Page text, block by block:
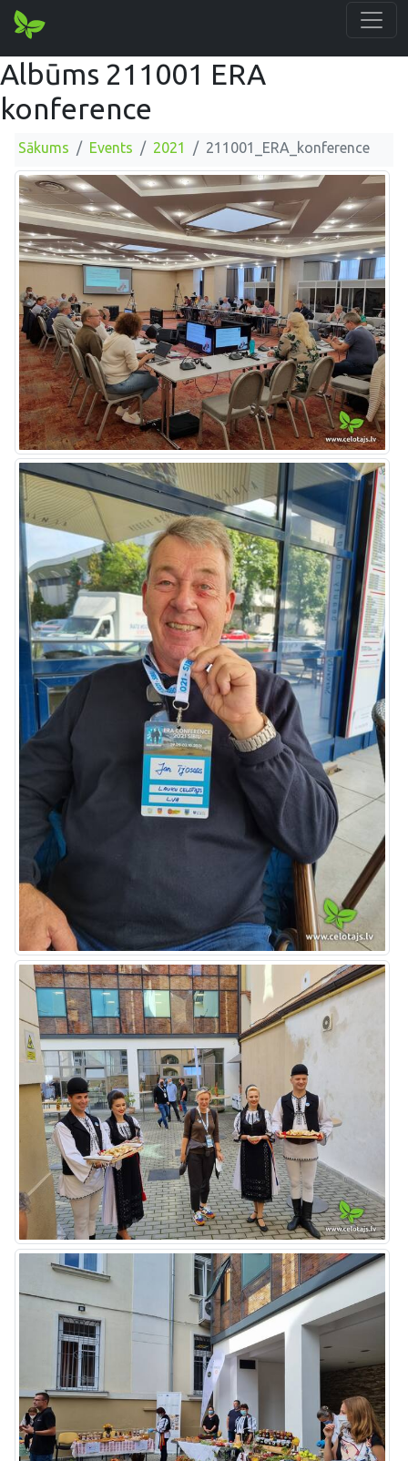
Albūms 211001 ERA
konference
Sākums Events 2021 211001_ERA_konference